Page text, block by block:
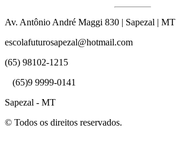
Av. Antônio André Maggi 830 | Sapezal | MT
escolafuturosapezal@hotmail.com
(65) 98102-1215
(65)9 9999-0141
Sapezal - MT
© Todos os direitos reservados.